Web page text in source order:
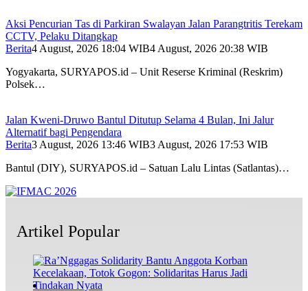
Aksi Pencurian Tas di Parkiran Swalayan Jalan Parangtritis Terekam
CCTV, Pelaku Ditangkap
Berita4 August, 2026 18:04 WIB4 August, 2026 20:38 WIB
Yogyakarta, SURYAPOS.id – Unit Reserse Kriminal (Reskrim)
Polsek…
Jalan Kweni-Druwo Bantul Ditutup Selama 4 Bulan, Ini Jalur
Alternatif bagi Pengendara
Berita3 August, 2026 13:46 WIB3 August, 2026 17:53 WIB
Bantul (DIY), SURYAPOS.id – Satuan Lalu Lintas (Satlantas)…
Artikel Popular